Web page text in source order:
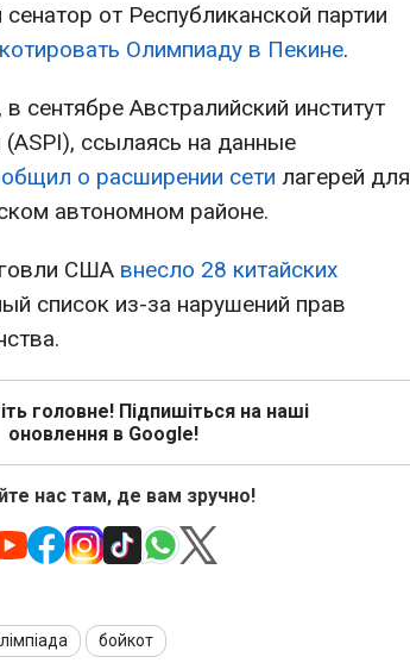
от Республиканской партии
Олимпиаду в Пекине.
сентябре Австралийский институт
(ASPI), ссылаясь на данные
о расширении сети лагерей для
автономном районе.
США внесло 28 китайских
список из-за нарушений прав
головне! Підпишіться на наші
оновлення в Google!
нас там, де вам зручно!
бойкот